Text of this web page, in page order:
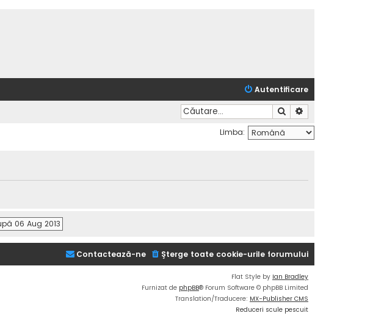
Autentificare
Căutare
Limba:
Şterge toate cookie-urile forumului
Contactează-ne
Flat Style by Ian Bradley
Furnizat de phpBB® Forum Software © phpBB Limited
Translation/Traducere: MX-Publisher CMS
Reduceri scule pescuit